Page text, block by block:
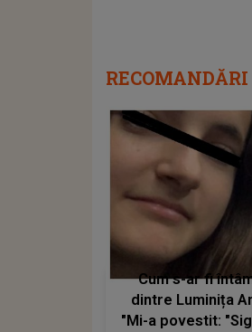
RECOMANDĂRI
Cum s-ar fi
dintre Luminița
"Mi-a povestit: